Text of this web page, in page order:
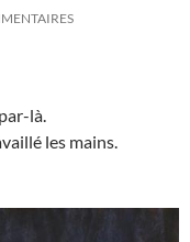
là.
les mains.